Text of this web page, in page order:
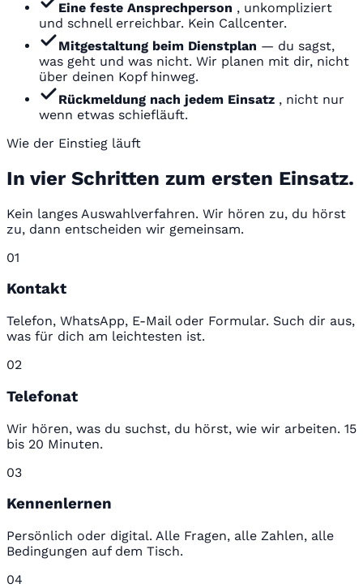
Eine feste Ansprechperson , unkompliziert
und schnell erreichbar. Kein Callcenter.
Mitgestaltung beim Dienstplan — du sagst,
was geht und was nicht. Wir planen mit dir, nicht
über deinen Kopf hinweg.
Rückmeldung nach jedem Einsatz , nicht nur
wenn etwas schiefläuft.
Wie der Einstieg läuft
In vier Schritten zum ersten Einsatz.
Kein langes Auswahlverfahren. Wir hören zu, du hörst
zu, dann entscheiden wir gemeinsam.
01
Kontakt
Telefon, WhatsApp, E-Mail oder Formular. Such dir aus,
was für dich am leichtesten ist.
02
Telefonat
Wir hören, was du suchst, du hörst, wie wir arbeiten. 15
bis 20 Minuten.
03
Kennenlernen
Persönlich oder digital. Alle Fragen, alle Zahlen, alle
Bedingungen auf dem Tisch.
04